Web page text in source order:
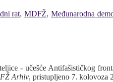
rat,MDFŽ,Međunarodna
- učešće Antifašističkog
Arhiv, pristupljeno 7. kolovoza